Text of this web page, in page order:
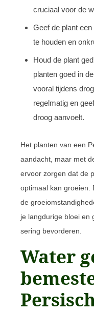
cruciaal voor de
Geef de plant
te houden en
Houd de plant
planten goed in
vooral tijdens
regelmatig en
droog aanvoelt.
Het planten van een
aandacht, maar met
ervoor zorgen dat de
optimaal kan groeien.
de
je langdurige bloei en
sering bevorderen.
Water